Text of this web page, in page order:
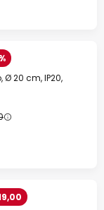
20 cm, IP20,